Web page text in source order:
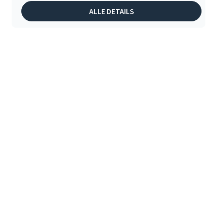
ALLE DETAILS